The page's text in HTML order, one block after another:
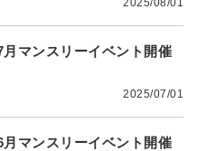
2025/08/01
マンスリーイベント開催
2025/07/01
マンスリーイベント開催